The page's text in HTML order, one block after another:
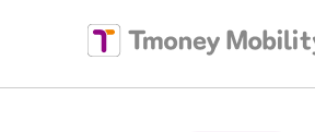
티머니모빌리티